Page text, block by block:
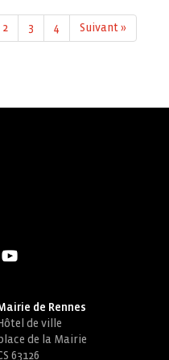
2 3 4 Suivant »
de Rennes
Hôtel de ville
de la Mairie
63126